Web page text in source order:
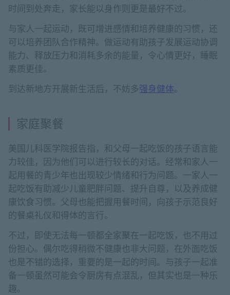
时间到处奔走，家长能以身作则更是最好不过。
与家人一起运动，既可增进感情和培养健康的习惯，还
可以培养团队合作精神。做运动有助孩子发展运动协调
能力、释放压力和消耗多余的能量，令心情更好，睡眠
素质更佳。
到达新地方开展新生活后，不妨多强身健体。
家庭聚餐
美国儿科医学院报告指，和父母一起吃饭的孩子语言能
力较佳，因为他们可以进行较长的对话。经常和家人一
起用餐的青少年也出现较少情绪和行为问题。一家人一
起吃饭有助减少儿童肥胖问题、提升自尊，以及养成健
康饮食习惯。父母也能把握用餐时间，向孩子示范良好
的餐桌礼仪和得体的言行。
不过，即使无法每一顿都全家聚在一起吃饭，也不用过
份担心。偶尔吃得稍微不健康也非大问题，在外面吃饭
也是不错的选择，重要的是一起的时间。与孩子一起准
备一顿虽然可能会令厨房有点混乱，但其实也是一种乐
趣。